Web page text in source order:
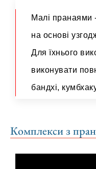
Малі пранаями
на основі
Для їхнього
виконувати
бандхі,
Комплекси з